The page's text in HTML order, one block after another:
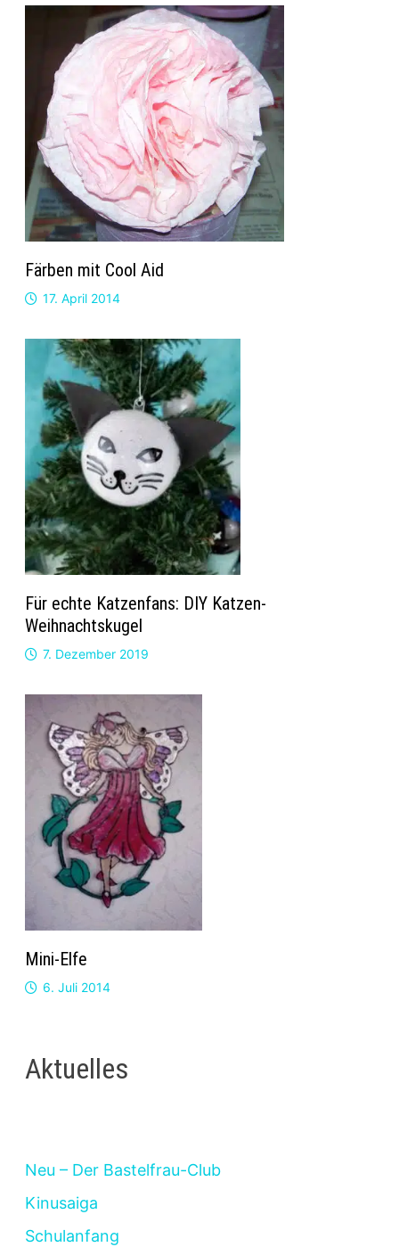
Färben mit Cool Aid
17. April 2014
Für echte Katzenfans: DIY Katzen-
Weihnachtskugel
7. Dezember 2019
Mini-Elfe
6. Juli 2014
Aktuelles
Neu – Der Bastelfrau-Club
Kinusaiga
Schulanfang